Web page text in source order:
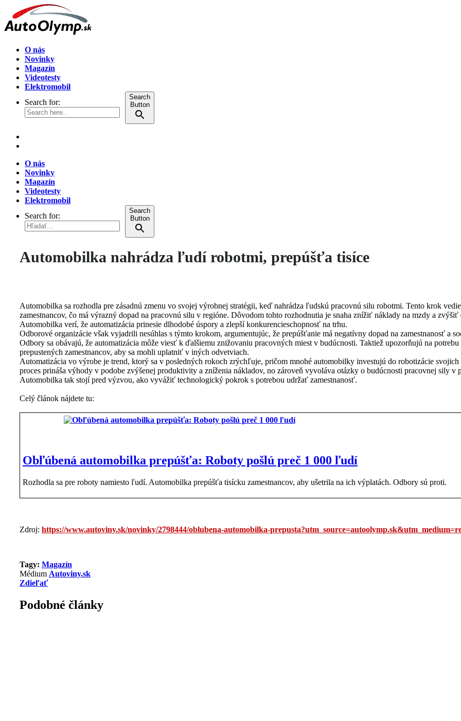
O nás
Novinky
Magazín
Videotesty
Elektromobil
Search for:
Search
Button
O nás
Novinky
Magazín
Videotesty
Elektromobil
Search for:
Search
Button
Automobilka nahrádza ľudí robotmi, prepúšťa tisíce
Automobilka sa rozhodla pre zásadnú zmenu vo svojej výrobnej stratégii, keď nahrádza ľudskú pracovnú silu robotmi. Tento krok
zamestnancov, čo má výrazný dopad na pracovnú silu v regióne. Dôvodom tohto rozhodnutia je snaha znížiť náklady na mzdy a
Automobilka verí, že automatizácia prinesie dlhodobé úspory a zlepší konkurencieschopnosť na trhu.
Odborové organizácie však vyjadrili nesúhlas s týmto krokom, argumentujúc, že prepúšťanie má negatívny dopad na zamestnanosť a
Odbory sa obávajú, že automatizácia môže viesť k ďalšiemu znižovaniu pracovných miest v budúcnosti. Taktiež upozorňujú na
prepustených zamestnancov, aby sa mohli uplatniť v iných odvetviach.
Automatizácia vo výrobe je trend, ktorý sa v posledných rokoch zrýchľuje, pričom mnohé automobilky investujú do robotizácie svojich
proces prináša výhody v podobe zvýšenej produktivity a zníženia nákladov, no zároveň vyvoláva otázky o budúcnosti pracovnej sily v
Automobilka tak stojí pred výzvou, ako vyvážiť technologický pokrok s potrebou udržať zamestnanosť.
Celý článok nájdete tu:
Obľúbená automobilka prepúšťa: Roboty pošlú preč 1 000 ľudí
Rozhodla sa pre roboty namiesto ľudí. Automobilka prepúšťa tisícku zamestnancov, aby ušetrila na ich výplatách. Odbory sú proti.
Zdroj: https://www.autoviny.sk/novinky/2798444/oblubena-automobilka-
Tagy: Magazín
Médium Autoviny.sk
Zdieľať
Podobné články